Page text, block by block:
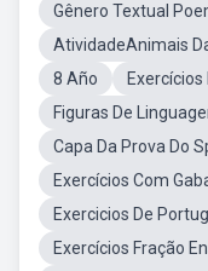
Gênero Textual
AtividadeAnimais
8 Año
Figuras De
Capa Da Prova Do
Exercícios Com
Exercicios De
Exercícios Fração